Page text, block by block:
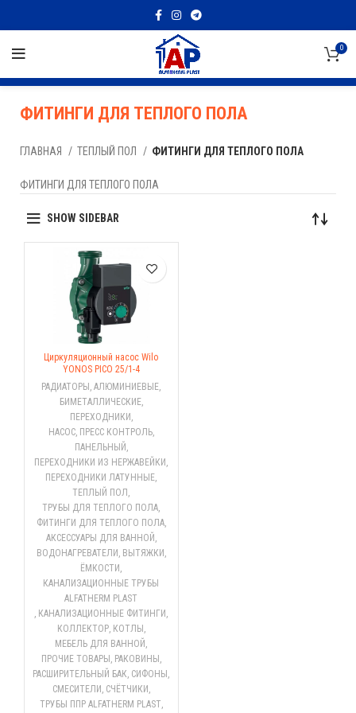
0
ФИТИНГИ ДЛЯ ТЕПЛОГО ПОЛА
ГЛАВНАЯ ТЕПЛЫЙ ПОЛ ФИТИНГИ ДЛЯ ТЕПЛОГО ПОЛА
ФИТИНГИ ДЛЯ ТЕПЛОГО ПОЛА
SHOW SIDEBAR
Циркуляционный насос Wilo
YONOS PICO 25/1-4
РАДИАТОРЫ ,АЛЮМИНИЕВЫЕ,
БИМЕТАЛЛИЧЕСКИЕ,
ПЕРЕХОДНИКИ ,
НАСОС, ПРЕСС КОНТРОЛЬ,
ПАНЕЛЬНЫЙ ,
ПЕРЕХОДНИКИ ИЗ НЕРЖАВЕЙКИ ,
ПЕРЕХОДНИКИ ЛАТУННЫЕ,
ТЕПЛЫЙ ПОЛ ,
ТРУБЫ ДЛЯ ТЕПЛОГО ПОЛА,
ФИТИНГИ ДЛЯ ТЕПЛОГО ПОЛА,
АКСЕССУАРЫ ДЛЯ ВАННОЙ ,
ВОДОНАГРЕВАТЕЛИ , ВЫТЯЖКИ ,
ЁМКОСТИ ,
КАНАЛИЗАЦИОННЫЕ ТРУБЫ
ALFATHERM PLAST
, КАНАЛИЗАЦИОННЫЕ ФИТИНГИ ,
КОЛЛЕКТОР, КОТЛЫ ,
МЕБЕЛЬ ДЛЯ ВАННОЙ ,
ПРОЧИЕ ТОВАРЫ , РАКОВИНЫ ,
РАСШИРИТЕЛЬНЫЙ БАК, СИФОНЫ ,
СМЕСИТЕЛИ , СЧЁТЧИКИ ,
ТРУБЫ ППР ALFATHERM PLAST,